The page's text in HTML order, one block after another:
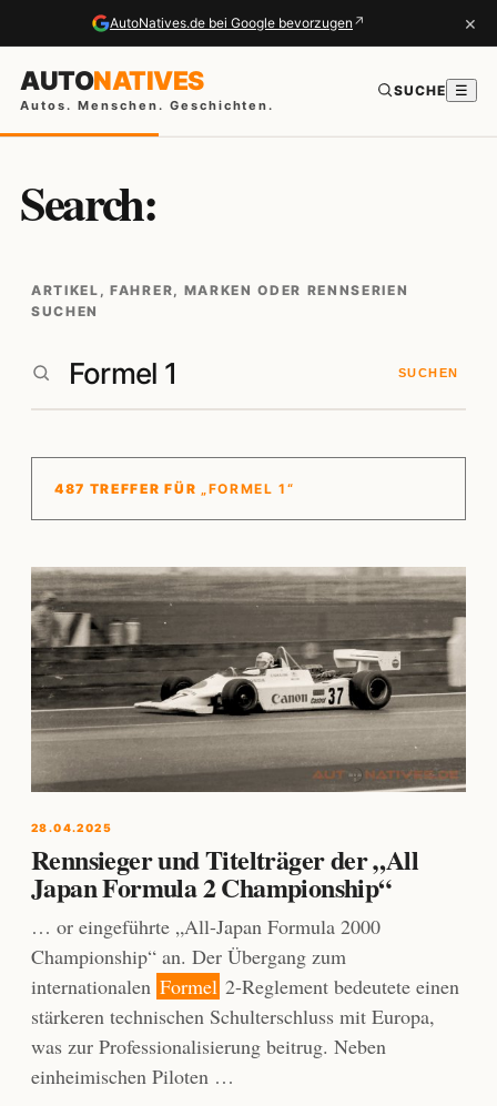
AutoNatives.de bei Google bevorzugen ↗ ×
AUTONATIVES
Autos. Menschen. Geschichten.
SUCHE ☰
Search:
ARTIKEL, FAHRER, MARKEN ODER RENNSERIEN
SUCHEN
SUCHEN
487 TREFFER FÜR „FORMEL 1“
28.04.2025
Rennsieger und Titelträger der „All
Japan Formula 2 Championship“
… or eingeführte „All-Japan Formula 2000
Championship“ an. Der Übergang zum
internationalen Formel 2-Reglement bedeutete einen
stärkeren technischen Schulterschluss mit Europa,
was zur Professionalisierung beitrug. Neben
einheimischen Piloten …